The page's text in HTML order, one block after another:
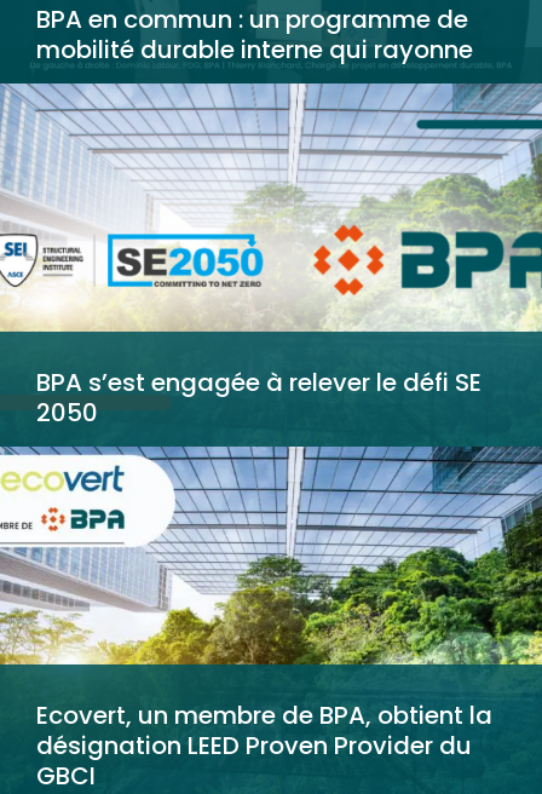
BPA en commun : un programme de
mobilité durable interne qui rayonne
BPA s’est engagée à relever le défi SE
2050
Ecovert, un membre de BPA, obtient la
désignation LEED Proven Provider du
GBCI